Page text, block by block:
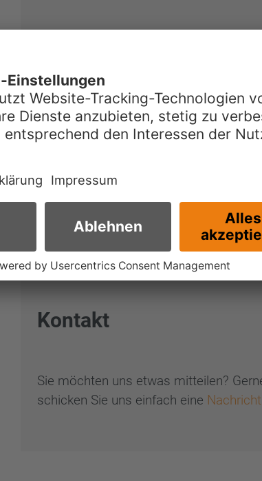
helfen Ihnen gerne weiter.
Kontakt
Sie möchten uns etwas mitteilen?
schicken Sie uns einfach eine Nachricht